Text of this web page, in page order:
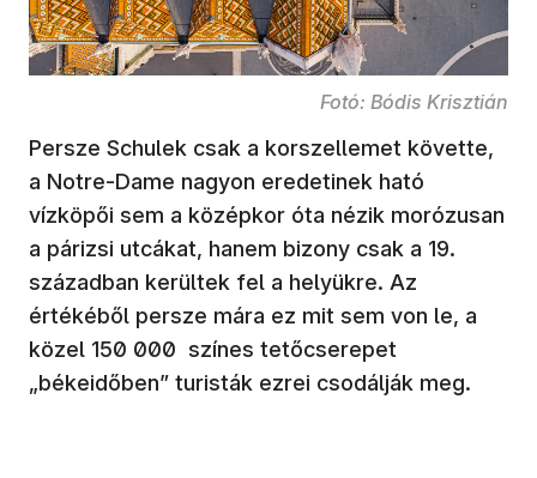
Fotó: Bódis Krisztián
Persze Schulek csak a korszellemet követte,
a Notre-Dame nagyon eredetinek ható
vízköpői sem a középkor óta nézik morózusan
a párizsi utcákat, hanem bizony csak a 19.
században kerültek fel a helyükre. Az
értékéből persze mára ez mit sem von le, a
közel 150 000 színes tetőcserepet
„békeidőben” turisták ezrei csodálják meg.